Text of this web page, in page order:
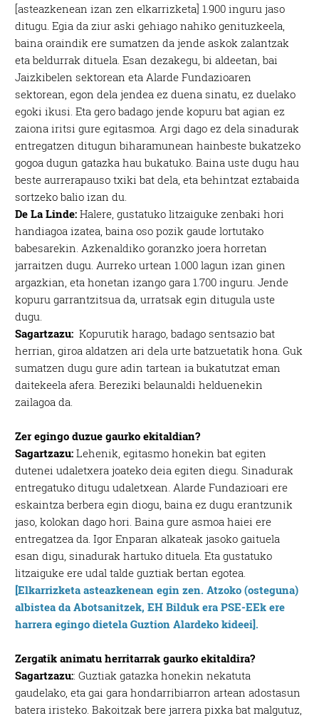
[asteazkenean izan zen elkarrizketa] 1.900 inguru jaso
ditugu. Egia da ziur aski gehiago nahiko genituzkeela,
baina oraindik ere sumatzen da jende askok zalantzak
eta beldurrak dituela. Esan dezakegu, bi aldeetan, bai
Jaizkibelen sektorean eta Alarde Fundazioaren
sektorean, egon dela jendea ez duena sinatu, ez duelako
egoki ikusi. Eta gero badago jende kopuru bat agian ez
zaiona iritsi gure egitasmoa. Argi dago ez dela sinadurak
entregatzen ditugun biharamunean hainbeste bukatzeko
gogoa dugun gatazka hau bukatuko. Baina uste dugu hau
beste aurrerapauso txiki bat dela, eta behintzat eztabaida
sortzeko balio izan du.
De La Linde: Halere, gustatuko litzaiguke zenbaki hori
handiagoa izatea, baina oso pozik gaude lortutako
babesarekin. Azkenaldiko goranzko joera horretan
jarraitzen dugu. Aurreko urtean 1.000 lagun izan ginen
argazkian, eta honetan izango gara 1.700 inguru. Jende
kopuru garrantzitsua da, urratsak egin ditugula uste
dugu.
Sagartzazu: Kopurutik harago, badago sentsazio bat
herrian, giroa aldatzen ari dela urte batzuetatik hona. Guk
sumatzen dugu gure adin tartean ia bukatutzat eman
daitekeela afera. Bereziki belaunaldi helduenekin
zailagoa da.
Zer egingo duzue gaurko ekitaldian?
Sagartzazu: Lehenik, egitasmo honekin bat egiten
dutenei udaletxera joateko deia egiten diegu. Sinadurak
entregatuko ditugu udaletxean. Alarde Fundazioari ere
eskaintza berbera egin diogu, baina ez dugu erantzunik
jaso, kolokan dago hori. Baina gure asmoa haiei ere
entregatzea da. Igor Enparan alkateak jasoko gaituela
esan digu, sinadurak hartuko dituela. Eta gustatuko
litzaiguke ere udal talde guztiak bertan egotea.
[Elkarrizketa asteazkenean egin zen. Atzoko (osteguna)
albistea da Abotsanitzek, EH Bilduk era PSE-EEk ere
harrera egingo dietela Guztion Alardeko kideei].
Zergatik animatu herritarrak gaurko ekitaldira?
Sagartzazu:: Guztiak gatazka honekin nekatuta
gaudelako, eta gai gara hondarribiarron artean adostasun
batera iristeko. Bakoitzak bere jarrera pixka bat malgutuz,